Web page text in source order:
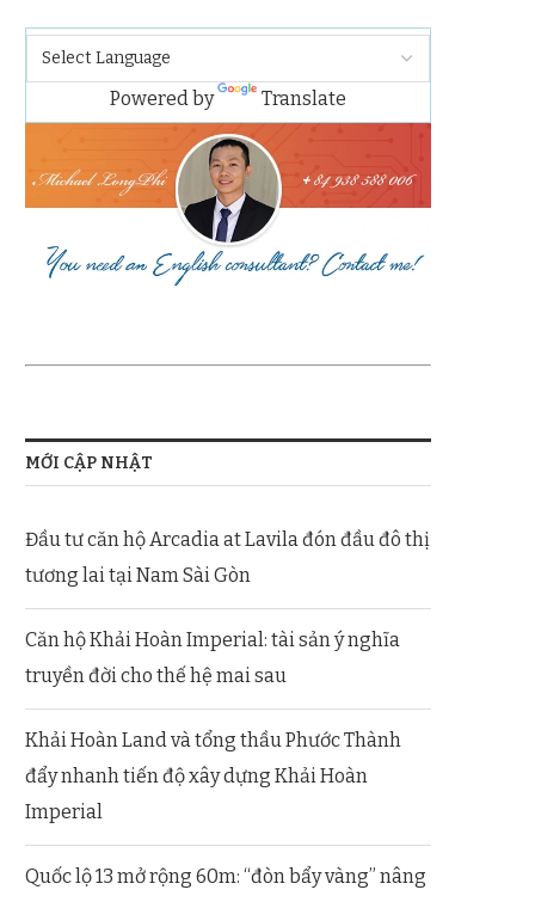
Powered by Translate
MỚI CẬP NHẬT
Đầu tư căn hộ Arcadia at Lavila đón đầu đô thị
tương lai tại Nam Sài Gòn
Căn hộ Khải Hoàn Imperial: tài sản ý nghĩa
truyền đời cho thế hệ mai sau
Khải Hoàn Land và tổng thầu Phước Thành
đẩy nhanh tiến độ xây dựng Khải Hoàn
Imperial
Quốc lộ 13 mở rộng 60m: “đòn bẩy vàng” nâng